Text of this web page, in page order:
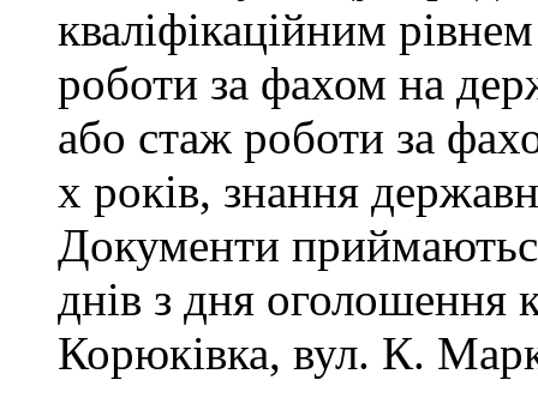
кваліфікаційним
роботи за фахом на
або стаж роботи за
х років, знання
Документи
днів з дня оголошення
Корюківка, вул. К.